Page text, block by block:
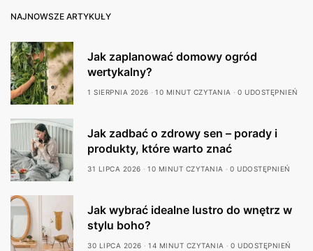
NAJNOWSZE ARTYKUŁY
Jak zaplanować domowy ogród
wertykalny?
1 SIERPNIA 2026 10 MINUT CZYTANIA 0 UDOSTĘPNIEŃ
Jak zadbać o zdrowy sen – porady i
produkty, które warto znać
31 LIPCA 2026 10 MINUT CZYTANIA 0 UDOSTĘPNIEŃ
Jak wybrać idealne lustro do wnętrz w
stylu boho?
30 LIPCA 2026 14 MINUT CZYTANIA 0 UDOSTĘPNIEŃ